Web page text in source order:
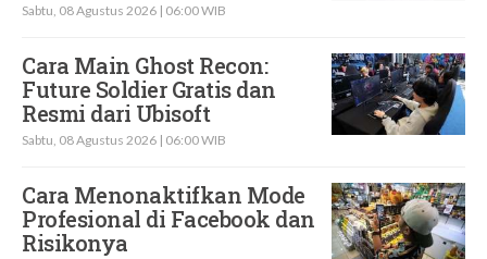
Sabtu, 08 Agustus 2026 | 06:00 WIB
Cara Main Ghost Recon:
Future Soldier Gratis dan
Resmi dari Ubisoft
Sabtu, 08 Agustus 2026 | 06:00 WIB
Cara Menonaktifkan Mode
Profesional di Facebook dan
Risikonya